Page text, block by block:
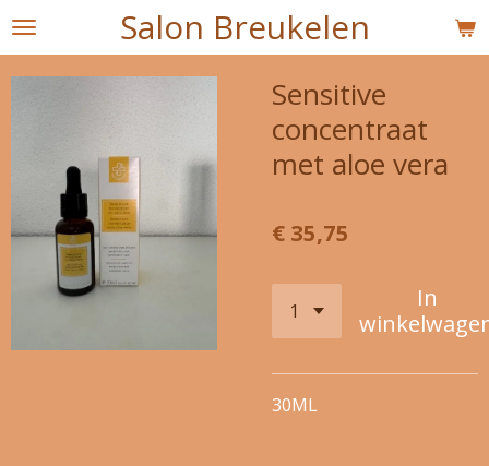
Ga
naar
Salon Breukelen
Sensitive
concentraat
met aloe vera
€ 35,75
In
30ML